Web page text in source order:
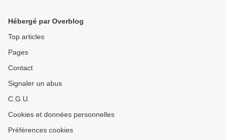
Hébergé par Overblog
Top articles
Pages
Contact
Signaler un abus
C.G.U.
Cookies et données personnelles
Préférences cookies